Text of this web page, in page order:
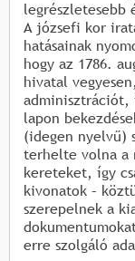
legrészletesebb
A józsefi kor
hatásainak
hogy az 1786.
hivatal
adminisztrációt,
lapon
(idegen nyelvű)
terhelte volna a
kereteket, így
kivonatok –
szerepelnek a
erre szolgáló